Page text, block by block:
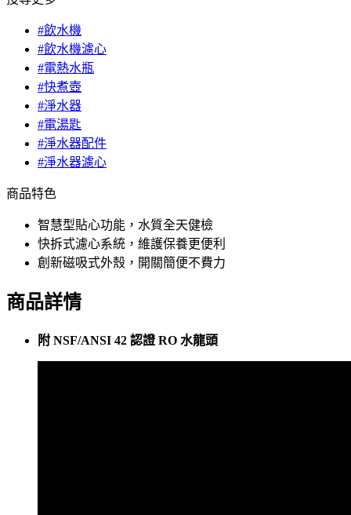
#飲水機
#飲水機濾心
#電熱水瓶
#快煮壺
#淨水器
#電湯匙
#淨水器配件
#淨水器濾心
商品特色
智慧型貼心功能，水質全天健檢
快拆式濾心系統，維護保養更便利
創新磁吸式外殼，開關簡便不費力
商品詳情
附 NSF/ANSI 42 認證 RO 水龍頭